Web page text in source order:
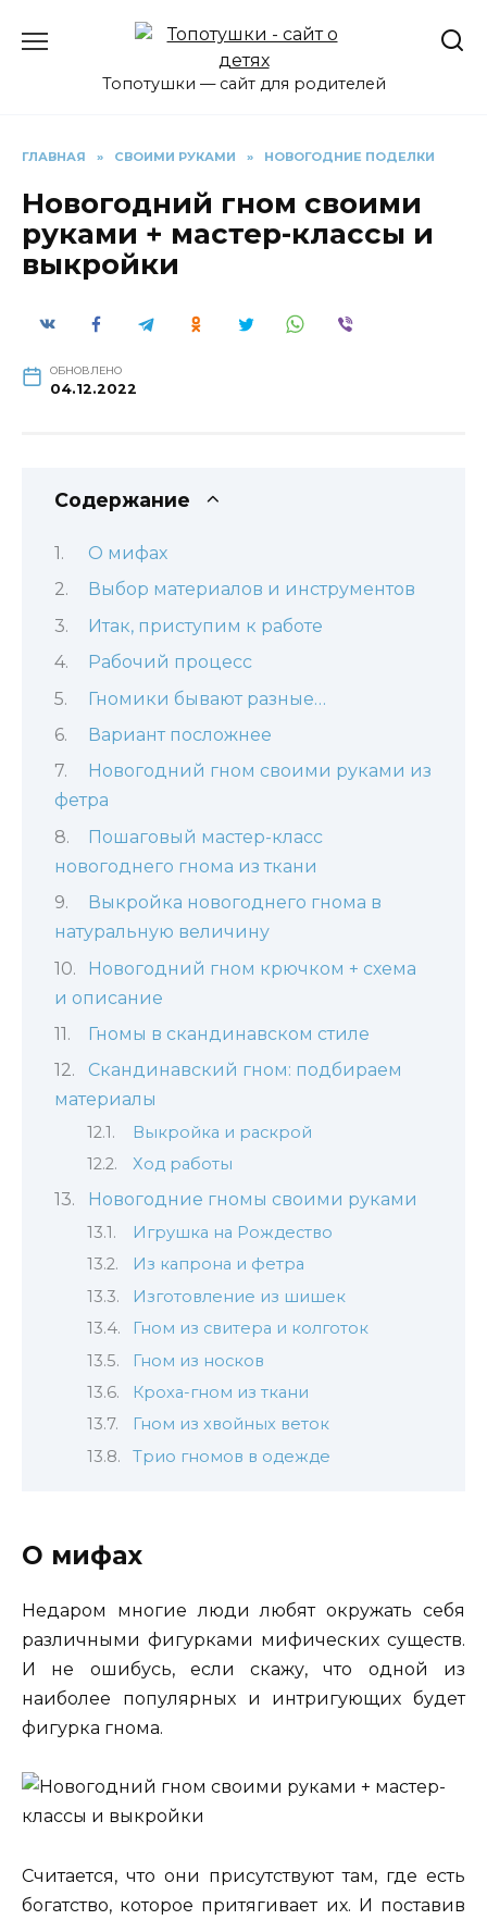
Топотушки — сайт для родителей
ГЛАВНАЯ » СВОИМИ РУКАМИ » НОВОГОДНИЕ ПОДЕЛКИ
Новогодний гном своими
руками + мастер-классы и
выкройки
ОБНОВЛЕНО
04.12.2022
Содержание
О мифах
Выбор материалов и инструментов
Итак, приступим к работе
Рабочий процесс
Гномики бывают разные…
Вариант посложнее
Новогодний гном своими руками из
фетра
Пошаговый мастер-класс
новогоднего гнома из ткани
Выкройка новогоднего гнома в
натуральную величину
Новогодний гном крючком + схема
и описание
Гномы в скандинавском стиле
Скандинавский гном: подбираем
материалы
Выкройка и раскрой
Ход работы
Новогодние гномы своими руками
Игрушка на Рождество
Из капрона и фетра
Изготовление из шишек
Гном из свитера и колготок
Гном из носков
Кроха-гном из ткани
Гном из хвойных веток
Трио гномов в одежде
О мифах
Недаром многие люди любят окружать себя
различными фигурками мифических существ.
И не ошибусь, если скажу, что одной из
наиболее популярных и интригующих будет
фигурка гнома.
Считается, что они присутствуют там, где есть
богатство, которое притягивает их. И поставив